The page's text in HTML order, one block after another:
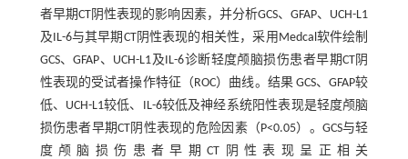
者早期CT阴性表现的影响因素，并分析GCS、GFAP、UCH-L1
及IL-6与其早期CT阴性表现的相关性，采用Medcal软件绘制
GCS、GFAP、UCH-L1及IL-6诊断轻度颅脑损伤患者早期CT阴
性表现的受试者操作特征（ROC）曲线。结果 GCS、GFAP较
低、UCH-L1较低、IL-6较低及神经系统阳性表现是轻度颅脑
损伤患者早期CT阴性表现的危险因素（P<0.05）。GCS与轻
度颅脑损伤患者早期CT阴性表现呈正相关